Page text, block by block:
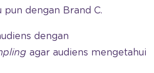
dengan Brand C.
dengan
agar audiens mengetahui